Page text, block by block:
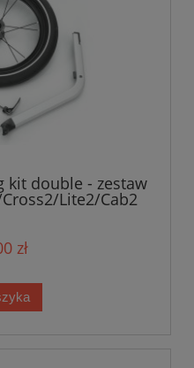
kit double - zestaw
Lite2/Cab2
zł